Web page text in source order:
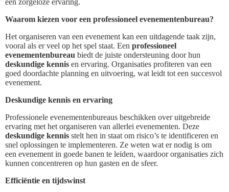
een zorgeloze ervaring.
Waarom kiezen voor een professioneel evenementenbureau?
Het organiseren van een evenement kan een uitdagende taak zijn,
vooral als er veel op het spel staat. Een professioneel
evenementenbureau biedt de juiste ondersteuning door hun
deskundige kennis en ervaring. Organisaties profiteren van een
goed doordachte planning en uitvoering, wat leidt tot een succesvol
evenement.
Deskundige kennis en ervaring
Professionele evenementenbureaus beschikken over uitgebreide
ervaring met het organiseren van allerlei evenementen. Deze
deskundige kennis stelt hen in staat om risico’s te identificeren en
snel oplossingen te implementeren. Ze weten wat er nodig is om
een evenement in goede banen te leiden, waardoor organisaties zich
kunnen concentreren op hun gasten en de sfeer.
Efficiëntie en tijdswinst